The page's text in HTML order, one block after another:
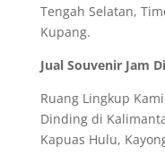
Tengah Selatan,
Kupang.
Jual Souvenir Jam
Ruang Lingkup
Dinding di
Kapuas Hulu,